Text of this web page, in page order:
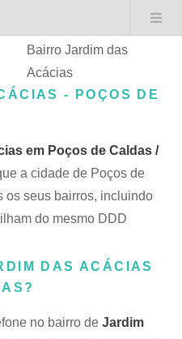
Bairro Jardim das
Acácias
- POÇOS DE
em Poços de Caldas /
a cidade de Poços de
os seus bairros, incluindo
do mesmo DDD
DAS ACÁCIAS
no bairro de Jardim